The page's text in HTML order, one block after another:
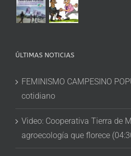
ÚLTIMAS NOTICIAS
FEMINISMO CAMPESINO
cotidiano
Video: Cooperativa Tierra de
agroecología que florece